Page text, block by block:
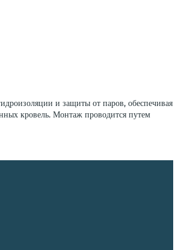
и защиты от паров, обеспечивая
кровель. Монтаж проводится путем